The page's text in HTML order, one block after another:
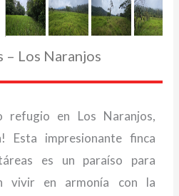
– Los Naranjos
refugio en Los Naranjos,
Esta impresionante finca
es un paraíso para
vivir en armonía con la